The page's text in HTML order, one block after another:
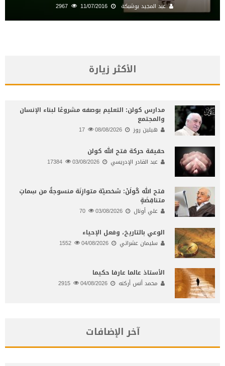
عبد المجيد بوشبكة 11/07/2016
2967
الأكثر زيارة
مدارس كولن: التعليم بوصفه مشروعًا لبناء الإنسان
والمجتمع
هيلين روز 08/08/2026
حقيقة حركة فتح الله كولن
عبد القادر الإدريسي 03/08/2026
فتح الله كُولَنْ: شخصيّة متوازِنَة منسوجةٌ من سِماتٍ
متناقِضَةٍ
علي أونال 03/08/2026
الوعي بالتاريخ، وفعل الإحياء
سليمان عشراتي 04/08/2026
الأستاذ عالما عارفا حكيما
محمد أنس أركنه 04/08/2026
آخر الإضافات